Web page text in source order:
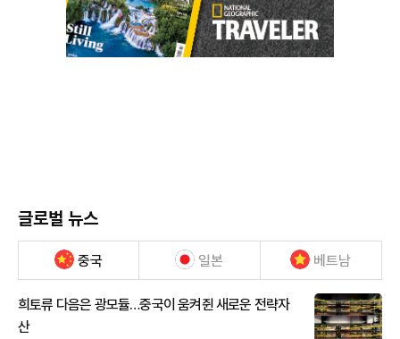
글로벌 뉴스
중국 일본 베트남
희토류 다음은 광모듈…중국이 움켜쥔 새로운 전략자
산